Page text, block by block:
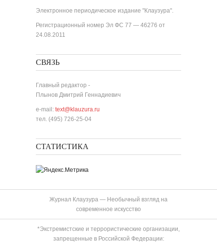
Электронное периодическое издание "Клаузура".
Регистрационный номер Эл ФС 77 — 46276 от
24.08.2011
СВЯЗЬ
Главный редактор -
Плынов Дмитрий Геннадиевич
e-mail: text@klauzura.ru
тел. (495) 726-25-04
СТАТИСТИКА
Журнал Клаузура — Необычный взгляд на
современное искусство
*Экстремистские и террористические организации,
запрещенные в Российской Федерации: